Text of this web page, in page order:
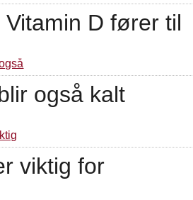
D fører til
også kalt
viktig for